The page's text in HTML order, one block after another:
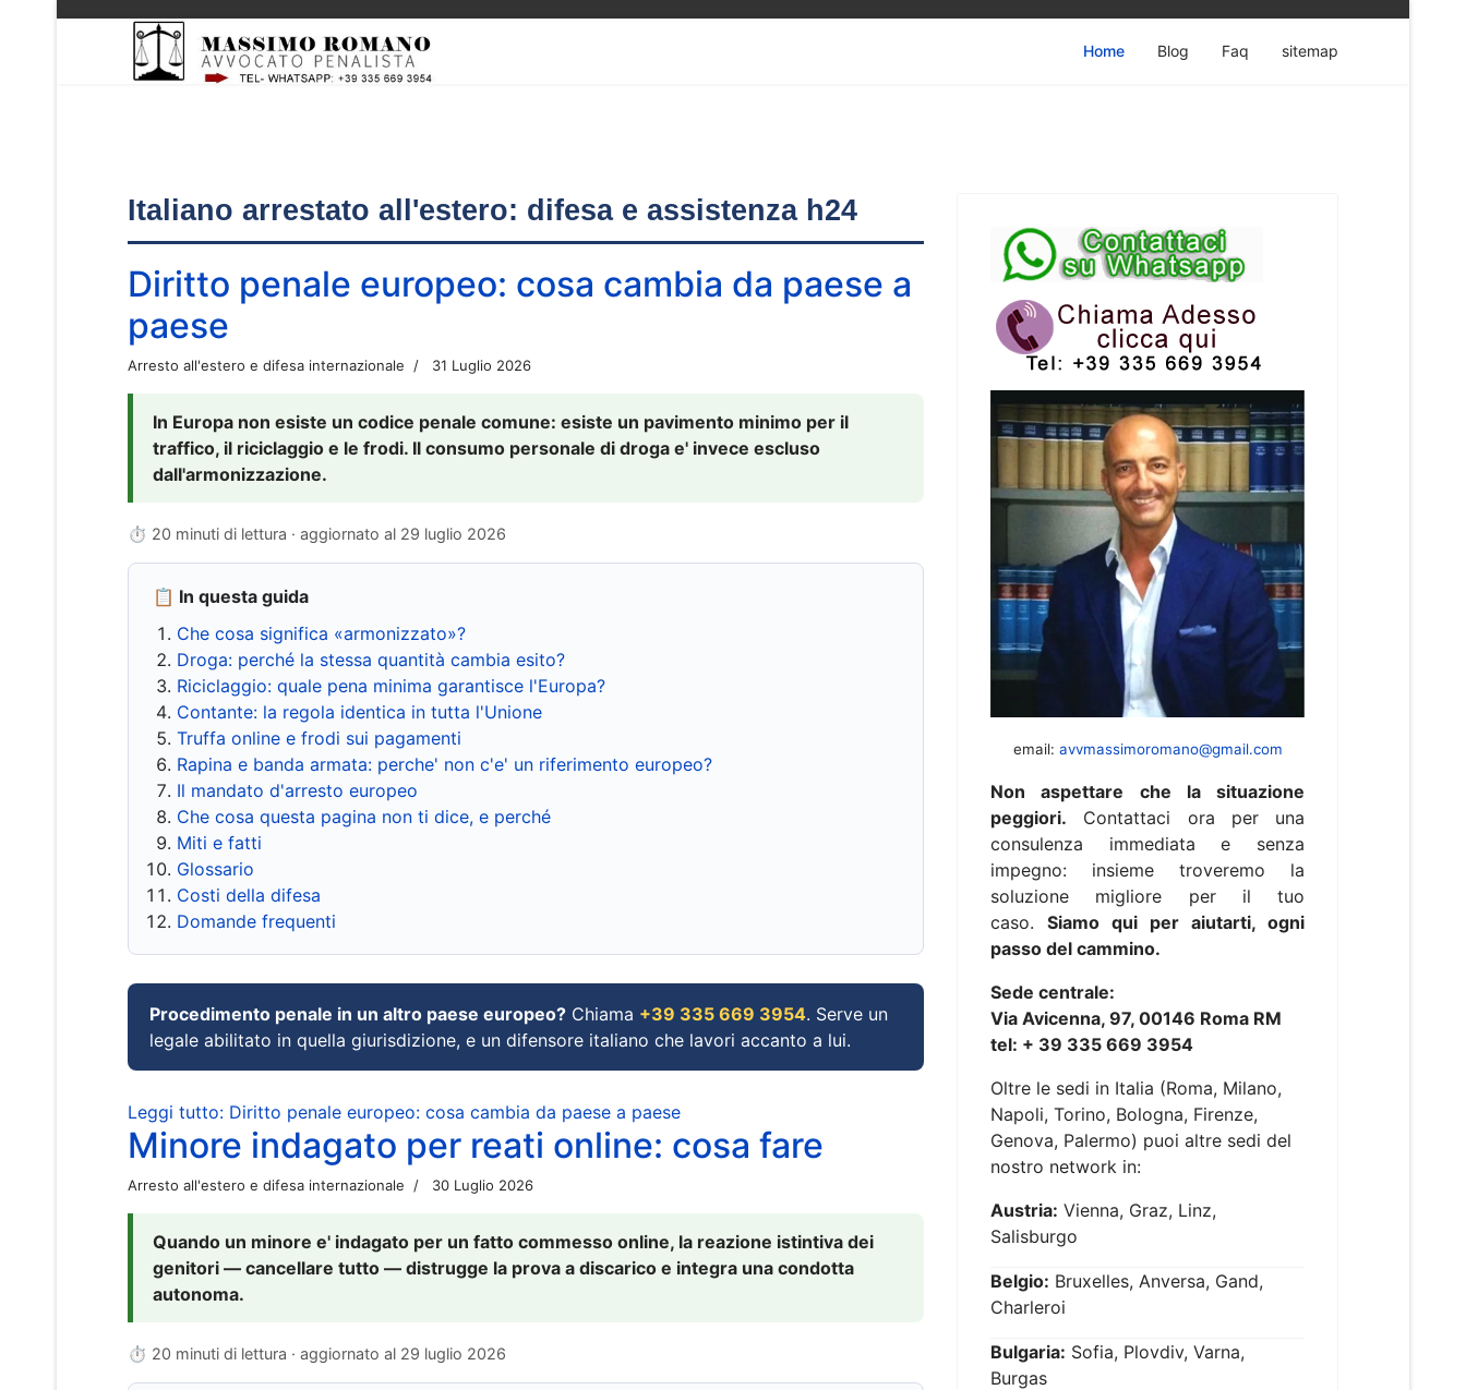
Home Blog Faq sitemap
Italiano arrestato all'estero: difesa e assistenza h24
Diritto penale europeo: cosa cambia da paese a
paese
Arresto all'estero e difesa internazionale 31 Luglio 2026
In Europa non esiste un codice penale comune: esiste un pavimento minimo per il
traffico, il riciclaggio e le frodi. Il consumo personale di droga e' invece escluso
dall'armonizzazione.
⏱ 20 minuti di lettura · aggiornato al 29 luglio 2026
📋 In questa guida
Che cosa significa «armonizzato»?
Droga: perché la stessa quantità cambia esito?
Riciclaggio: quale pena minima garantisce l'Europa?
Contante: la regola identica in tutta l'Unione
Truffa online e frodi sui pagamenti
Rapina e banda armata: perche' non c'e' un riferimento europeo?
Il mandato d'arresto europeo
Che cosa questa pagina non ti dice, e perché
Miti e fatti
Glossario
Costi della difesa
Domande frequenti
Procedimento penale in un altro paese europeo? Chiama +39 335 669 3954. Serve un
legale abilitato in quella giurisdizione, e un difensore italiano che lavori accanto a lui.
Leggi tutto: Diritto penale europeo: cosa cambia da paese a paese
Minore indagato per reati online: cosa fare
Arresto all'estero e difesa internazionale 30 Luglio 2026
Quando un minore e' indagato per un fatto commesso online, la reazione istintiva dei
genitori — cancellare tutto — distrugge la prova a discarico e integra una condotta
autonoma.
⏱ 20 minuti di lettura · aggiornato al 29 luglio 2026
email: avvmassimoromano@gmail.com
Non aspettare che la situazione
peggiori. Contattaci ora per una
consulenza immediata e senza
impegno: insieme troveremo la
soluzione migliore per il tuo
caso. Siamo qui per aiutarti, ogni
passo del cammino.
Sede centrale:
Via Avicenna, 97, 00146 Roma RM
tel: + 39 335 669 3954
Oltre le sedi in Italia (Roma, Milano,
Napoli, Torino, Bologna, Firenze,
Genova, Palermo) puoi altre sedi del
nostro network in:
Austria: Vienna, Graz, Linz,
Salisburgo
Belgio: Bruxelles, Anversa, Gand,
Charleroi
Bulgaria: Sofia, Plovdiv, Varna,
Burgas